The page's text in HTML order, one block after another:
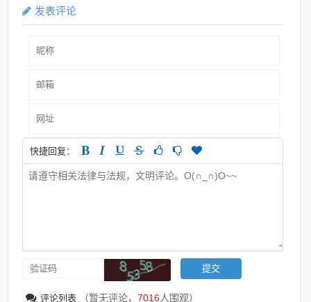
发表评论
快捷回复：
评论列表 （暂无评论，7016人围观）